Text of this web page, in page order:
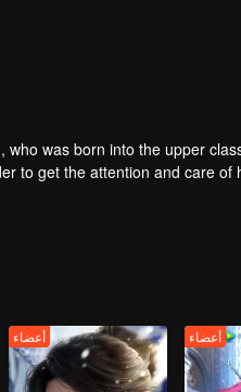
who was born into the upper
to get the attention and care
practice. From the
the heavens and the earth,
أعضاء أعضاء